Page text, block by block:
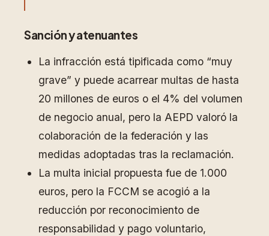
Sanción y atenuantes
La infracción está tipificada como “muy
grave” y puede acarrear multas de hasta
20 millones de euros o el 4% del volumen
de negocio anual, pero la AEPD valoró la
colaboración de la federación y las
medidas adoptadas tras la reclamación.
La multa inicial propuesta fue de 1.000
euros, pero la FCCM se acogió a la
reducción por reconocimiento de
responsabilidad y pago voluntario,